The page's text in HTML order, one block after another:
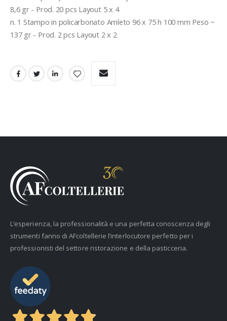
8,6 gr - Prod. 20 pcs Layout 5 x 4
n. 1 Stampo in policarbonato Amleto 96 x 75 h 100 mm Peso ~
137 gr - Prod. 2 pcs Layout 2 x 2
L’esperienza, la professionalità e una perfetta conoscenza degli
strumenti fanno di AFcoltellerie l’interlocutore perfetto per i
professionisti del settore ristorazione e della pasticceria.